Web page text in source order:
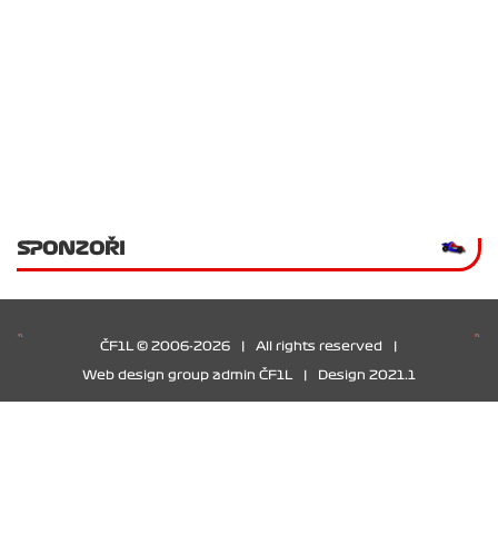
SPONZOŘI
ČF1L © 2006-2026 All rights reserved
Web design group admin ČF1L Design 2021.1